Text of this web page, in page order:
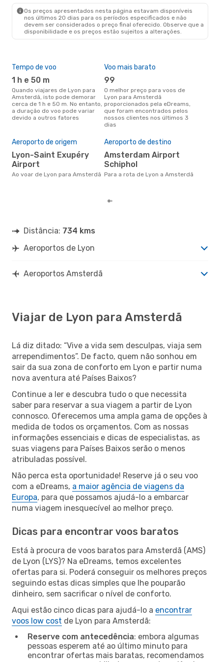
Os preços apresentados nesta página estavam disponíveis
nos últimos 20 dias para os períodos especificados e não
devem ser considerados o preço final oferecido. Observe que a
disponibilidade e os preços estão sujeitos a alterações.
Tempo de voo
1 h e 50 m
Quando viajares de Lyon para
Amsterdã, isto pode demorar
cerca de 1 h e 50 m. No entanto,
a duração do voo pode variar
devido a outros fatores
Voo mais barato
99
O melhor preço para voos de
Lyon para Amsterdã
proporcionados pela eDreams,
que foram encontrados pelos
nossos clientes nos últimos 3
dias
Aeroporto de origem
Lyon-Saint Exupéry
Airport
Ao voar de Lyon para Amsterdã
Aeroporto de destino
Amsterdam Airport
Schiphol
Para a rota de Lyon a Amsterdã
Distância: 734 kms
Aeroportos de Lyon
Aeroportos Amsterdã
Viajar de Lyon para Amsterdã
Lá diz ditado: “Vive a vida sem desculpas, viaja sem
arrependimentos”. De facto, quem não sonhou em
sair da sua zona de conforto em Lyon e partir numa
nova aventura até Países Baixos?
Continue a ler e descubra tudo o que necessita
saber para reservar a sua viagem a partir de Lyon
connosco. Oferecemos uma ampla gama de opções à
medida de todos os orçamentos. Com as nossas
informações essenciais e dicas de especialistas, as
suas viagens para Países Baixos serão o menos
atribuladas possível.
Não perca esta oportunidade! Reserve já o seu voo
com a eDreams, a maior agência de viagens da
Europa, para que possamos ajudá-lo a embarcar
numa viagem inesquecível ao melhor preço.
Dicas para encontrar voos baratos
Está à procura de voos baratos para Amsterdã (AMS)
de Lyon (LYS)? Na eDreams, temos excelentes
ofertas para si. Poderá conseguir os melhores preços
seguindo estas dicas simples que lhe pouparão
dinheiro, sem sacrificar o nível de conforto.
Aqui estão cinco dicas para ajudá-lo a encontrar
voos low cost de Lyon para Amsterdã:
Reserve com antecedência: embora algumas
pessoas esperem até ao último minuto para
encontrar ofertas mais baratas, recomendamos